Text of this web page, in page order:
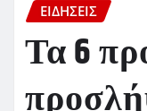
ΕΙΔΗΣΕΙΣ
Τα 6